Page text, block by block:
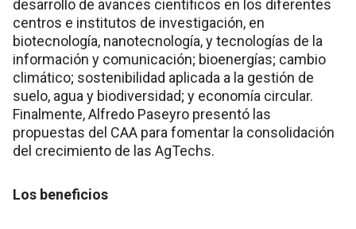
desarrollo de avances científicos en los diferentes
centros e institutos de investigación, en
biotecnología, nanotecnología, y tecnologías de la
información y comunicación; bioenergías; cambio
climático; sostenibilidad aplicada a la gestión de
suelo, agua y biodiversidad; y economía circular.
Finalmente, Alfredo Paseyro presentó las
propuestas del CAA para fomentar la consolidación
del crecimiento de las AgTechs.
Los beneficios